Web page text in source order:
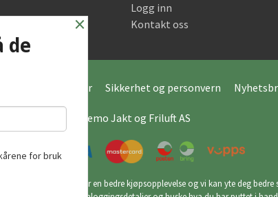
Logg inn
Kontakt oss
Kjøpsbetingelser Sikkerhet og personvern
© Hagemo Jakt og Friluft AS
cookies slik at du får en bedre kjøpsopplevelse og vi kan yte deg bedre
×
de
for bruk